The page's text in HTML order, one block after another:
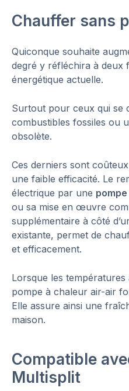
Chauffer sans
Quiconque souhaite
degré y réfléchira à deux
énergétique actuelle.
Surtout pour ceux qui se
combustibles fossiles ou
obsolète.
Ces derniers sont
une faible efficacité. Le
électrique par une
ou sa mise en œuvre
supplémentaire à côté
existante, permet de
et efficacement.
Lorsque les
pompe à chaleur air-air
Elle assure ainsi une
maison.
Compatible
Multisplit